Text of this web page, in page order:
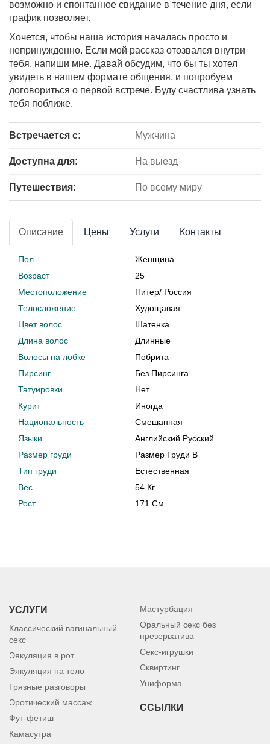
возможно и спонтанное свидание в течение дня, если
график позволяет.
Хочется, чтобы наша история началась просто и
непринужденно. Если мой рассказ отозвался внутри
тебя, напиши мне. Давай обсудим, что бы ты хотел
увидеть в нашем формате общения, и попробуем
договориться о первой встрече. Буду счастлива узнать
тебя поближе.
Встречается с: Мужчина
Доступна для: На выезд
Путешествия: По всему миру
Описание Цены Услуги Контакты
Пол
Женщина
Возраст
25
Местоположение
Питер/ Россия
Телосложение
Худощавая
Цвет волос
Шатенка
Длина волос
Длинные
Волосы на лобке
Побрита
Пирсинг
Без Пирсинга
Татуировки
Нет
Курит
Иногда
Национальность
Смешанная
Языки
Английский Русский
Размер груди
Размер Груди B
Тип груди
Естественная
Вес
54 Кг
Рост
171 См
УСЛУГИ
Классический вагинальный
секс
Эякуляция в рот
Эякуляция на тело
Грязные разговоры
Эротический массаж
Фут-фетиш
Камасутра
Мастурбация
Оральный секс без
презерватива
Секс-игрушки
Сквиртинг
Униформа
ССЫЛКИ